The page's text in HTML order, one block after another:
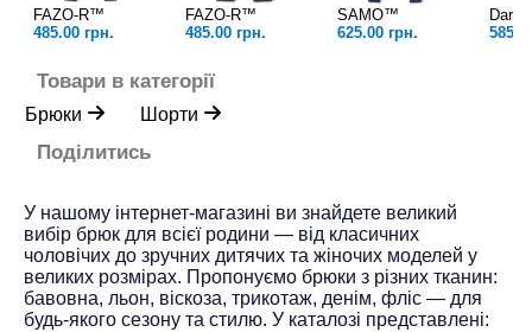
FAZO-R™
485.00 грн.
FAZO-R™
485.00 грн.
SAMO™
625.00 грн.
Товари в категорії
Брюки Шорти
Поділитись
У нашому інтернет-магазині ви знайдете великий
вибір брюк для всієї родини — від класичних
чоловічих до зручних дитячих та жіночих моделей у
великих розмірах. Пропонуємо брюки з різних тканин:
бавовна, льон, віскоза, трикотаж, денім, фліс — для
будь-якого сезону та стилю. У каталозі представлені: